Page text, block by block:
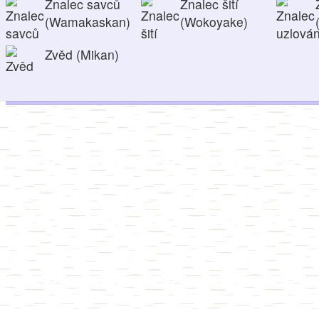
Znalec savců
(Wamakaskan)
Znalec šití
(Wokoyake)
Zvěd (Mikan)